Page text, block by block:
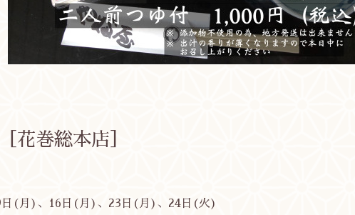
花巻総本店］
(月)、16日(月)、23日(月)、24日(火)